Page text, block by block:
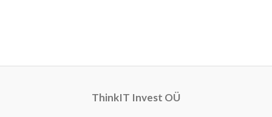
ThinkIT Invest OÜ